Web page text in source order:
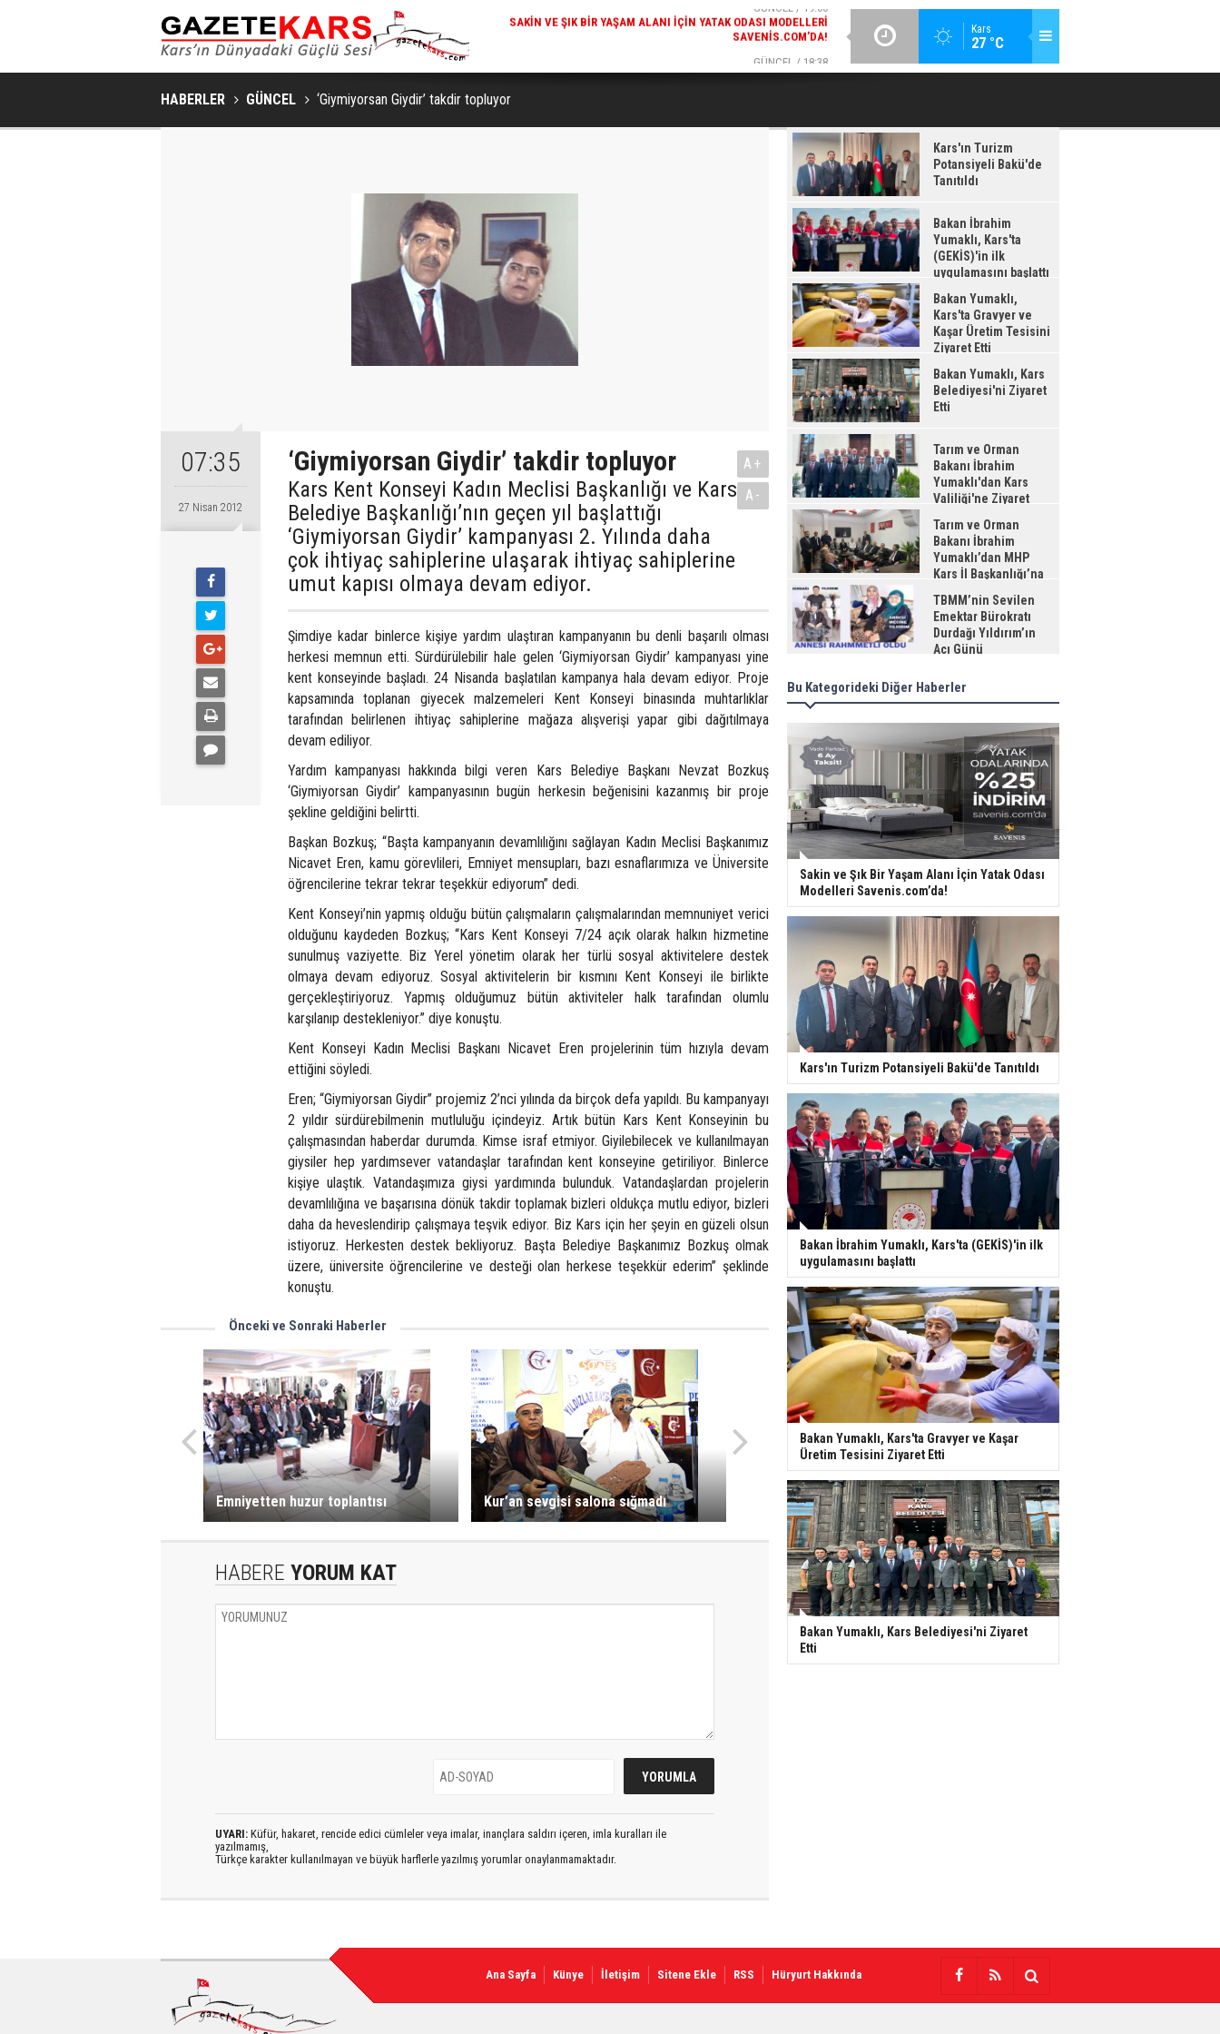
Kars
27 °C
GÜNCEL / 18:38
KARS'IN TURIZM POTANSIYELI BAKÜ'DE TANITILDI
BAKAN İBRAHIM YUMAKLI, KARS'TA (GEKİS)'IN ILK
HABERLER GÜNCEL ‘Giymiyorsan Giydir’ takdir topluyor
07:35
27 Nisan 2012
‘Giymiyorsan Giydir’ takdir topluyor
Kars Kent Konseyi Kadın Meclisi Başkanlığı ve Kars
Belediye Başkanlığı’nın geçen yıl başlattığı
‘Giymiyorsan Giydir’ kampanyası 2. Yılında daha
çok ihtiyaç sahiplerine ulaşarak ihtiyaç sahiplerine
umut kapısı olmaya devam ediyor.
A+
A-
Şimdiye kadar binlerce kişiye yardım ulaştıran kampanyanın bu denli başarılı olması
herkesi memnun etti. Sürdürülebilir hale gelen ‘Giymiyorsan Giydir’ kampanyası yine
kent konseyinde başladı. 24 Nisanda başlatılan kampanya hala devam ediyor. Proje
kapsamında toplanan giyecek malzemeleri Kent Konseyi binasında muhtarlıklar
tarafından belirlenen ihtiyaç sahiplerine mağaza alışverişi yapar gibi dağıtılmaya
devam ediliyor.
Yardım kampanyası hakkında bilgi veren Kars Belediye Başkanı Nevzat Bozkuş
‘Giymiyorsan Giydir’ kampanyasının bugün herkesin beğenisini kazanmış bir proje
şekline geldiğini belirtti.
Başkan Bozkuş; “Başta kampanyanın devamlılığını sağlayan Kadın Meclisi Başkanımız
Nicavet Eren, kamu görevlileri, Emniyet mensupları, bazı esnaflarımıza ve Üniversite
öğrencilerine tekrar tekrar teşekkür ediyorum” dedi.
Kent Konseyi’nin yapmış olduğu bütün çalışmaların çalışmalarından memnuniyet verici
olduğunu kaydeden Bozkuş; “Kars Kent Konseyi 7/24 açık olarak halkın hizmetine
sunulmuş vaziyette. Biz Yerel yönetim olarak her türlü sosyal aktivitelere destek
olmaya devam ediyoruz. Sosyal aktivitelerin bir kısmını Kent Konseyi ile birlikte
gerçekleştiriyoruz. Yapmış olduğumuz bütün aktiviteler halk tarafından olumlu
karşılanıp destekleniyor.” diye konuştu.
Kent Konseyi Kadın Meclisi Başkanı Nicavet Eren projelerinin tüm hızıyla devam
ettiğini söyledi.
Eren; “Giymiyorsan Giydir” projemiz 2’nci yılında da birçok defa yapıldı. Bu kampanyayı
2 yıldır sürdürebilmenin mutluluğu içindeyiz. Artık bütün Kars Kent Konseyinin bu
çalışmasından haberdar durumda. Kimse israf etmiyor. Giyilebilecek ve kullanılmayan
giysiler hep yardımsever vatandaşlar tarafından kent konseyine getiriliyor. Binlerce
kişiye ulaştık. Vatandaşımıza giysi yardımında bulunduk. Vatandaşlardan projelerin
devamlılığına ve başarısına dönük takdir toplamak bizleri oldukça mutlu ediyor, bizleri
daha da heveslendirip çalışmaya teşvik ediyor. Biz Kars için her şeyin en güzeli olsun
istiyoruz. Herkesten destek bekliyoruz. Başta Belediye Başkanımız Bozkuş olmak
üzere, üniversite öğrencilerine ve desteği olan herkese teşekkür ederim” şeklinde
konuştu.
Önceki ve Sonraki Haberler
Emniyetten huzur toplantısı Kur’an sevgisi salona sığmadı
HABERE YORUM KAT
UYARI: Küfür, hakaret, rencide edici cümleler veya imalar, inançlara saldırı içeren, imla kuralları ile
yazılmamış,
Türkçe karakter kullanılmayan ve büyük harflerle yazılmış yorumlar onaylanmamaktadır.
Kars'ın Turizm
Potansiyeli Bakü'de
Tanıtıldı
Bakan İbrahim
Yumaklı, Kars'ta
(GEKİS)'in ilk
uygulamasını başlattı
Bakan Yumaklı,
Kars'ta Gravyer ve
Kaşar Üretim Tesisini
Ziyaret Etti
Bakan Yumaklı, Kars
Belediyesi'ni Ziyaret
Etti
Tarım ve Orman
Bakanı İbrahim
Yumaklı'dan Kars
Valiliği'ne Ziyaret
Tarım ve Orman
Bakanı İbrahim
Yumaklı’dan MHP
Kars İl Başkanlığı’na
Ziyaret
TBMM’nin Sevilen
Emektar Bürokratı
Durdağı Yıldırım’ın
Acı Günü
Bu Kategorideki Diğer Haberler
Sakin ve Şık Bir Yaşam Alanı İçin Yatak Odası
Modelleri Savenis.com’da!
Kars'ın Turizm Potansiyeli Bakü'de Tanıtıldı
Bakan İbrahim Yumaklı, Kars'ta (GEKİS)'in ilk
uygulamasını başlattı
Bakan Yumaklı, Kars'ta Gravyer ve Kaşar
Üretim Tesisini Ziyaret Etti
Bakan Yumaklı, Kars Belediyesi'ni Ziyaret
Etti
Ana Sayfa Künye İletişim Sitene Ekle RSS Hüryurt Hakkında